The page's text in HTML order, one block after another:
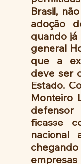
Brasil,
adoção
quando já
general
que a
deve ser
Estado.
Monteiro
ficasse
nacional
empresas